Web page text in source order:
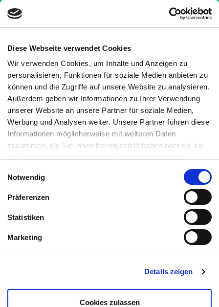
Diese Webseite verwendet Cookies
Wir verwenden Cookies, um Inhalte und Anzeigen zu
personalisieren, Funktionen für soziale Medien anbieten zu
können und die Zugriffe auf unsere Website zu analysieren.
Außerdem geben wir Informationen zu Ihrer Verwendung
unserer Website an unsere Partner für soziale Medien,
Werbung und Analysen weiter. Unsere Partner führen diese
Informationen möglicherweise mit weiteren Daten
zusammen, die Sie ihnen bereitgestellt haben oder die sie
haben. Sie können jederzeit die Cookie-Einstellungen
widerrufen oder ändern:
. Es befindet
sich auch ein Link in der Fußzeile zu den Einstellungen der
Cookies um diese jederzeit widerrufen oder ändern zu
können.
Notwendig
Präferenzen
Statistiken
Marketing
Details zeigen
Cookies zulassen
Nachrichten »Der lange Weg zu einer vielfältigen
Darmflora
Der lange Weg zu einer
vielfältigen Darmflora
4 Minuten Medizinisch geprüft
Inhaltsüberblick
News - Gesundheit,Ratgeber,
Schwangerschaft,Wissen
Zuletzt aktualisiert am 25. November 2022 um 13:41